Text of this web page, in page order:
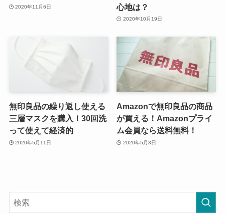
2020年11月6日
心地は？
2020年10月19日
無印良品の繰り返し使える
三層マスクを購入！30回洗
って使えて経済的
2020年5月11日
Amazonで無印良品の商品
が買える！Amazonプライ
ム会員なら送料無料！
2020年5月3日